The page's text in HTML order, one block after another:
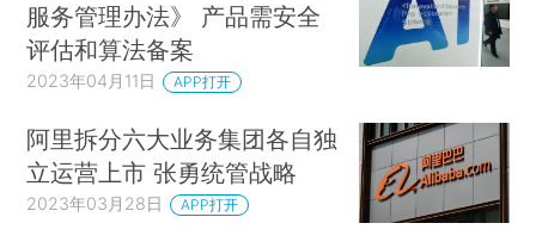
服务管理办法》 产品需安全
评估和算法备案
2023年04月11日 APP打开
阿里拆分六大业务集团各自独
立运营上市 张勇统管战略
2023年03月28日 APP打开